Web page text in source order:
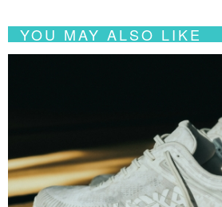
YOU MAY ALSO LIKE